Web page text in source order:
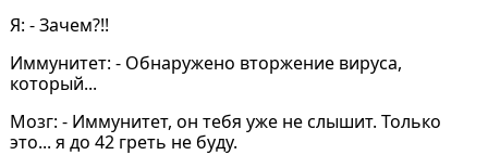
Я: - Зачем?!!
Иммунитет: - Обнаружено вторжение вируса,
который...
Мозг: - Иммунитет, он тебя уже не слышит. Только
это... я до 42 греть не буду.